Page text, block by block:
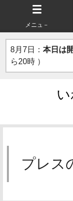
メニュ－
8月7日： 本日は
ら20時 ）
プレス